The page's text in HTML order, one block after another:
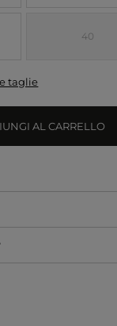
40
taglie
AL CARRELLO